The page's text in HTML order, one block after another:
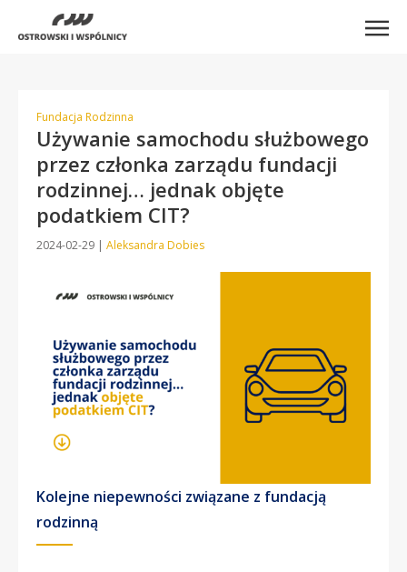
Fundacja Rodzinna
Używanie samochodu służbowego
przez członka zarządu fundacji
rodzinnej… jednak objęte
podatkiem CIT?
2024-02-29 | Aleksandra Dobies
Kolejne niepewności związane z fundacją
rodzinną